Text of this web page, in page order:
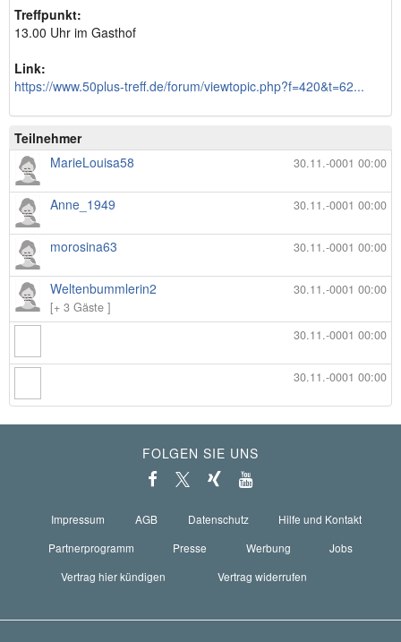
Treffpunkt:
13.00 Uhr im Gasthof
Link:
https://www.50plus-treff.de/forum/viewtopic.php?f=420&t=62...
Teilnehmer
30.11.-0001 00:00
MarieLouisa58
30.11.-0001 00:00
Anne_1949
30.11.-0001 00:00
morosina63
30.11.-0001 00:00
Weltenbummlerin2
[+ 3 Gäste ]
30.11.-0001 00:00
30.11.-0001 00:00
FOLGEN SIE UNS
Impressum AGB Datenschutz
Hilfe und Kontakt
Partnerprogramm
Presse Werbung
Jobs
Vertrag hier kündigen
Vertrag widerrufen